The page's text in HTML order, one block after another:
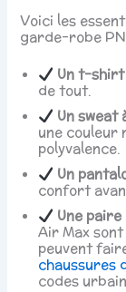
Voici les
garde-robe
Un t-shirt
de tout.
Un sweat
une couleur
polyvalence.
Un
confort
Une
Air Max sont
peuvent
chaussures
codes